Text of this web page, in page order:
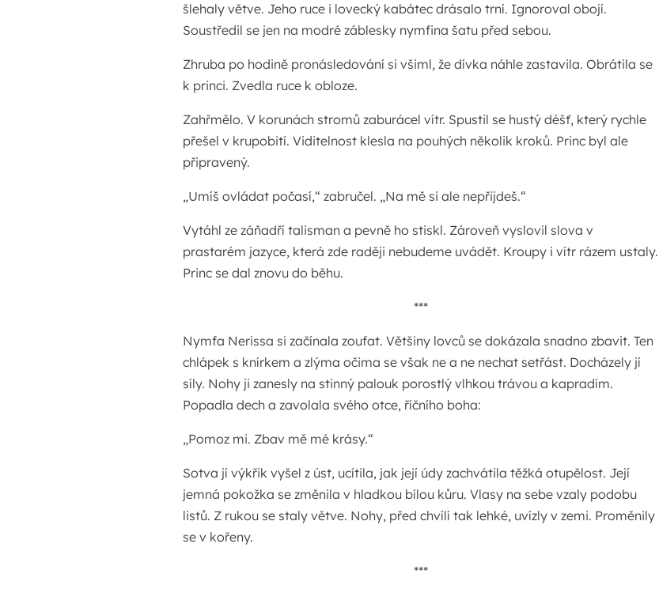
šlehaly větve. Jeho ruce i lovecký kabátec drásalo trní. Ignoroval obojí.
Soustředil se jen na modré záblesky nymfina šatu před sebou.
Zhruba po hodině pronásledování si všiml, že dívka náhle zastavila. Obrátila se
k princi. Zvedla ruce k obloze.
Zahřmělo. V korunách stromů zaburácel vítr. Spustil se hustý déšť, který rychle
přešel v krupobití. Viditelnost klesla na pouhých několik kroků. Princ byl ale
připravený.
„Umíš ovládat počasí,“ zabručel. „Na mě si ale nepřijdeš.“
Vytáhl ze záňadří talisman a pevně ho stiskl. Zároveň vyslovil slova v
prastarém jazyce, která zde raději nebudeme uvádět. Kroupy i vítr rázem ustaly.
Princ se dal znovu do běhu.
***
Nymfa Nerissa si začínala zoufat. Většiny lovců se dokázala snadno zbavit. Ten
chlápek s knírkem a zlýma očima se však ne a ne nechat setřást. Docházely jí
síly. Nohy ji zanesly na stinný palouk porostlý vlhkou trávou a kapradím.
Popadla dech a zavolala svého otce, říčního boha:
„Pomoz mi. Zbav mě mé krásy.“
Sotva jí výkřik vyšel z úst, ucítila, jak její údy zachvátila těžká otupělost. Její
jemná pokožka se změnila v hladkou bílou kůru. Vlasy na sebe vzaly podobu
listů. Z rukou se staly větve. Nohy, před chvílí tak lehké, uvízly v zemi. Proměnily
se v kořeny.
***